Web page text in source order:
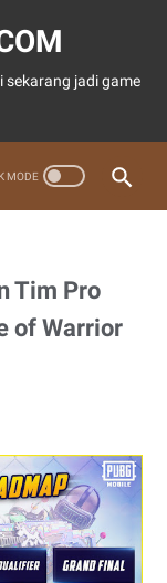
jadi game
Tim Pro
of Warrior